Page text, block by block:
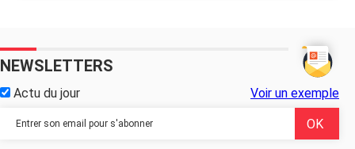
NEWSLETTERS
Actu du jour Voir un exemple